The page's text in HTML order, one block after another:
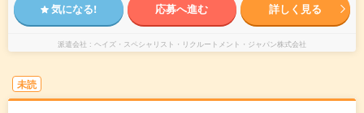
気になる! 応募へ進む 詳しく見る
派遣会社 ヘイズ・スペシャリスト・リクルートメント・ジャパン株式会社
未読